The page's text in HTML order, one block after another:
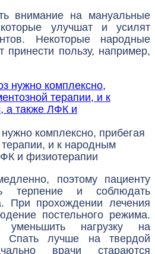
внимание на мануальные
улучшат и усилят
Некоторые народные
принести пользу, например,
комплексно, прибегая
и к народным
и физиотерапии
поэтому пациенту
терпение и соблюдать
При прохождении лечения
постельного режима.
нагрузку на
Спать лучше на твердой
врачи стараются